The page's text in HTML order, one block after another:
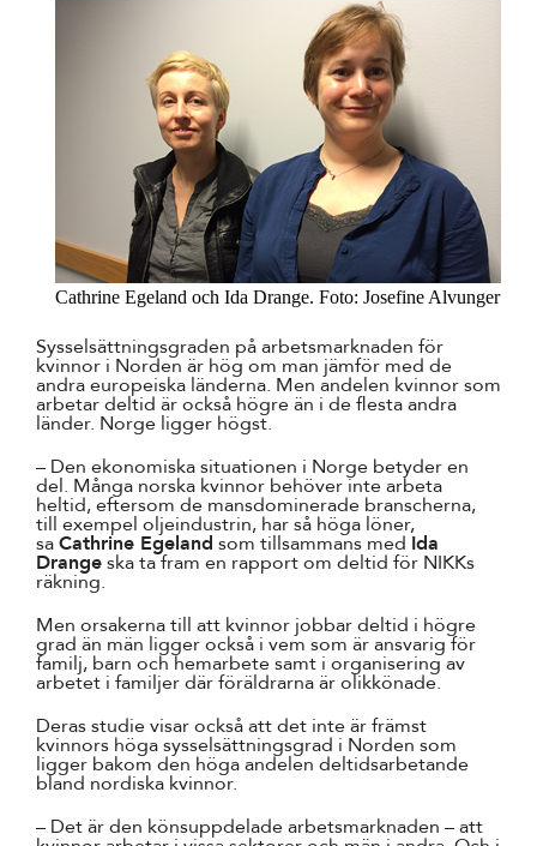
Cathrine Egeland och Ida Drange. Foto: Josefine Alvunger
Sysselsättningsgraden på arbetsmarknaden för
kvinnor i Norden är hög om man jämför med de
andra europeiska länderna. Men andelen kvinnor som
arbetar deltid är också högre än i de flesta andra
länder. Norge ligger högst.
– Den ekonomiska situationen i Norge betyder en
del. Många norska kvinnor behöver inte arbeta
heltid, eftersom de mansdominerade branscherna,
till exempel oljeindustrin, har så höga löner,
saCathrine Egeland som tillsammans med Ida
Drangeska ta fram en rapport om deltid för NIKKs
räkning.
Men orsakerna till att kvinnor jobbar deltid i högre
grad än män ligger också i vem som är ansvarig för
familj, barn och hemarbete samt i organisering av
arbetet i familjer där föräldrarna är olikkönade.
Deras studie visar också att det inte är främst
kvinnors höga sysselsättningsgrad i Norden som
ligger bakom den höga andelen deltidsarbetande
bland nordiska kvinnor.
– Det är den könsuppdelade arbetsmarknaden – att